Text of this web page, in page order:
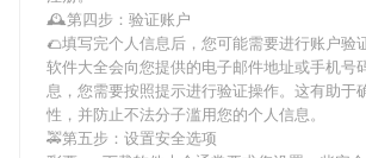
🕰第四步：验证账户
🌮填写完个人信息后，您可能需要进行账户验证
软件大全会向您提供的电子邮件地址或手机号
息，您需要按照提示进行验证操作。这有助于
性，并防止不法分子滥用您的个人信息。
🚕第五步：设置安全选项